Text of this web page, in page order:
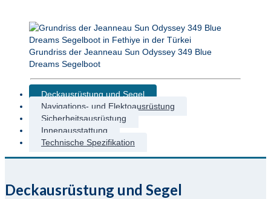
Grundriss der Jeanneau Sun Odyssey 349 Blue
Dreams Segelboot
Deckausrüstung und Segel
Navigations- und Elektoausrüstung
Sicherheitsausrüstung
Innenausstattung
Technische Spezifikation
Deckausrüstung und Segel